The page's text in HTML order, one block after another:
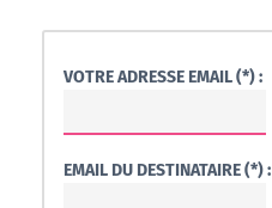
VOTRE ADRESSE EMAIL (*) :
EMAIL DU DESTINATAIRE (*) :